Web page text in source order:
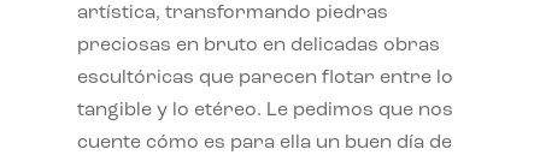
artística, transformando piedras
preciosas en bruto en delicadas obras
escultóricas que parecen flotar entre lo
tangible y lo etéreo. Le pedimos que nos
cuente cómo es para ella un buen día de